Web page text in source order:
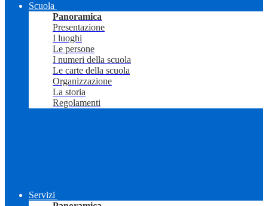
Scuola
Panoramica
Presentazione
I luoghi
Le persone
I numeri della scuola
Le carte della scuola
Organizzazione
La storia
Regolamenti
Servizi